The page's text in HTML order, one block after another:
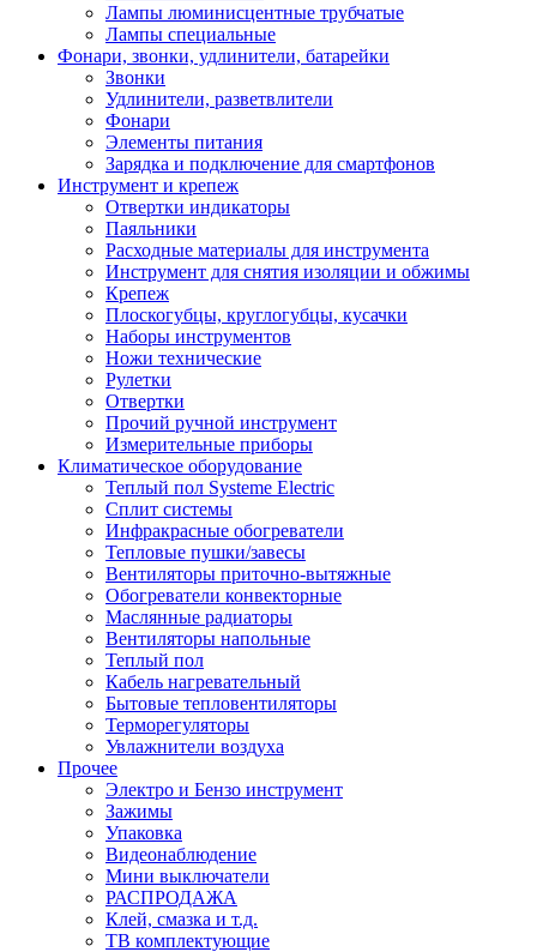
Лампы люминисцентные трубчатые
Лампы специальные
Фонари, звонки, удлинители, батарейки
Звонки
Удлинители, разветвлители
Фонари
Элементы питания
Зарядка и подключение для смартфонов
Инструмент и крепеж
Отвертки индикаторы
Паяльники
Расходные материалы для инструмента
Инструмент для снятия изоляции и обжимы
Крепеж
Плоскогубцы, круглогубцы, кусачки
Наборы инструментов
Ножи технические
Рулетки
Отвертки
Прочий ручной инструмент
Измерительные приборы
Климатическое оборудование
Теплый пол Systeme Electric
Сплит системы
Инфракрасные обогреватели
Тепловые пушки/завесы
Вентиляторы приточно-вытяжные
Обогреватели конвекторные
Маслянные радиаторы
Вентиляторы напольные
Теплый пол
Кабель нагревательный
Бытовые тепловентиляторы
Терморегуляторы
Увлажнители воздуха
Прочее
Электро и Бензо инструмент
Зажимы
Упаковка
Видеонаблюдение
Мини выключатели
РАСПРОДАЖА
Клей, смазка и т.д.
ТВ комплектующие